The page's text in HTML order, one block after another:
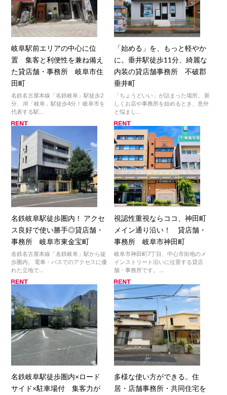
岐阜駅前エリアの中心に位
置 集客と利便性を兼ね備え
た貸店舗・事務所 岐阜市住
田町
名鉄名古屋本線「名鉄岐阜」駅徒歩2
分、JR「岐阜」駅徒歩4分！ 岐阜市を
代表する駅…
「始める」を、もっと軽やか
に。垂井駅徒歩11分、綺麗な
内装の貸店舗事務所 不破郡
垂井町
「ちょうどいい」が詰まった場所。 新
しくお店や事務所を始めるとき、意外
と悩まし…
名鉄岐阜駅徒歩圏内！ アクセ
ス良好で使い勝手◎貸店舗・
事務所 岐阜市東金宝町
名鉄名古屋本線「名鉄岐阜」駅から徒
歩圏内。 電車・バスでのアクセスに優
れた立地で…
視認性重視ならココ、神田町
メイン通り沿い！ 貸店舗・
事務所 岐阜市神田町
岐阜市神田町7丁目、中心市街地のメ
インストリート沿いに位置する貸店
舗・事務所です。 …
名鉄岐阜駅徒歩圏内×ロード
サイド×駐車場付 集客力が
多様な使い方ができる。住
居・店舗事務所・共同住宅を